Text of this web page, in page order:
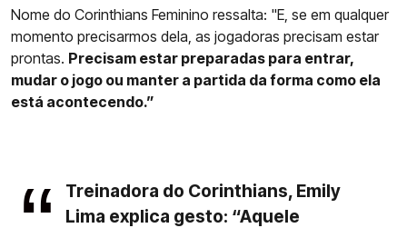
Nome do Corinthians Feminino ressalta: "E, se em qualquer
momento precisarmos dela, as jogadoras precisam estar
prontas. Precisam estar preparadas para entrar,
mudar o jogo ou manter a partida da forma como ela
está acontecendo.”
Treinadora do Corinthians, Emily
Lima explica gesto: “Aquele